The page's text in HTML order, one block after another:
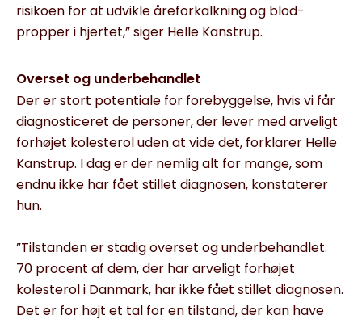
risikoen for at udvikle åreforkalkning og blod­
propper i hjertet,” siger Helle Kanstrup.
Overset og underbehandlet
Der er stort potentiale for forebyggelse, hvis vi får
diagnosti­ceret de personer, der lever med arveligt
forhøjet kolesterol uden at vide det, forklarer Helle
Kanstrup. I dag er der nemlig alt for mange, som
endnu ikke har fået stillet diagnosen, kon­staterer
hun.
”Tilstanden er stadig overset og underbehandlet.
70 pro­cent af dem, der har arveligt forhøjet
kolesterol i Danmark, har ikke fået stillet diagnosen.
Det er for højt et tal for en tilstand, der kan have